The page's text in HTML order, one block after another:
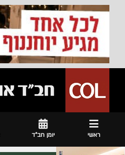
ראשי יומן חב"ד